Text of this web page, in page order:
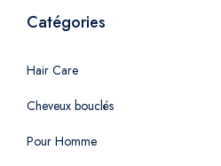
Catégories
Hair Care
Cheveux bouclés
Pour Homme